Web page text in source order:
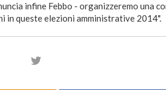
infine Febbo - organizzeremo una
in queste elezioni amministrative 2014".